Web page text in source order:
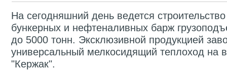
На сегодняшний день ведется
бункерных и нефтеналивных барж
до 5000 тонн. Эксклюзивной продукцией
универсальный мелкосидящий теплоход на
"Кержак".